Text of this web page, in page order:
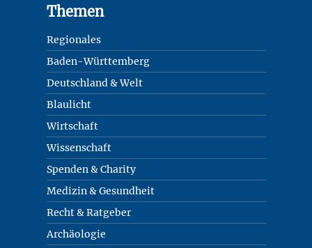
Themen
Regionales
Baden-Württemberg
Deutschland & Welt
Blaulicht
Wirtschaft
Wissenschaft
Spenden & Charity
Medizin & Gesundheit
Recht & Ratgeber
Archäologie